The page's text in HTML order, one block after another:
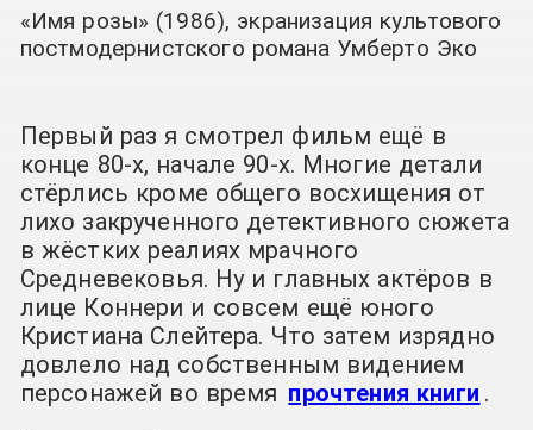
«Имя розы» (1986), экранизация культового
постмодернистского романа Умберто Эко
Первый раз я смотрел фильм ещё в
конце 80-х, начале 90-х. Многие детали
стёрлись кроме общего восхищения от
лихо закрученного детективного сюжета
в жёстких реалиях мрачного
Средневековья. Ну и главных актёров в
лице Коннери и совсем ещё юного
Кристиана Слейтера. Что затем изрядно
довлело над собственным видением
персонажей во время прочтения книги .